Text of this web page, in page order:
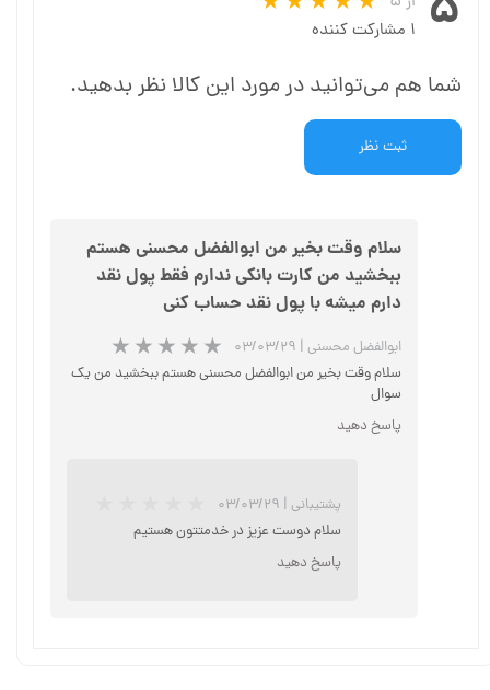
۱ مشارکت کننده
شما هم می‌توانید در مورد این کالا نظر بدهید.
ثبت نظر
سلام وقت بخیر من ابوالفضل محسنی هستم
ببخشید من کارت بانکی ندارم فقط پول نقد
دارم میشه با پول نقد حساب کنی
ابوالفضل محسنی | ۰۳/۰۳/۲۹
سلام وقت بخیر من ابوالفضل محسنی هستم ببخشید من یک
سوال
پاسخ دهید
پشتیبانی | ۰۳/۰۳/۲۹
سلام دوست عزیز در خدمتتون هستیم
پاسخ دهید